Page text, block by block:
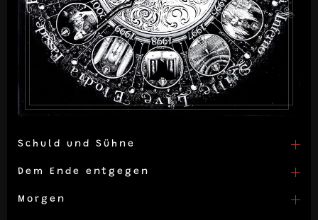
Schuld und Sühne
Dem Ende entgegen
Morgen